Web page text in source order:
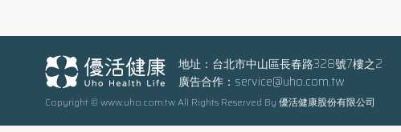
不例外。若依照衛生福利部國健署107年所發佈
的素食飲食指南中可以看到，主要差異是在「蛋
白質來源」的不同，以豆製品為主，而依照不同
程度可能會有蛋或牛奶攝取的差異。若做到六大
地址：台北市中山區長春路328號7樓之2
廣告合作： service@uho.com.tw
Copyright © www.uho.com.tw All Rights Reserved By 優活健康股份有限公司